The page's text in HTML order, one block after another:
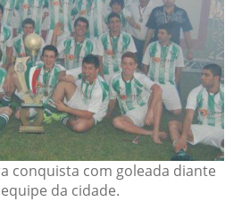
conquista com goleada diante
da cidade.